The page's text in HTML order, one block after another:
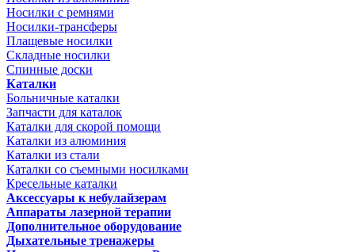
Носилки с ремнями
Носилки-трансферы
Плащевые носилки
Складные носилки
Спинные доски
Каталки
Больничные каталки
Запчасти для каталок
Каталки для скорой помощи
Каталки из алюминия
Каталки из стали
Каталки со съемными носилками
Кресельные каталки
Аксессуары к небулайзерам
Аппараты лазерной терапии
Дополнительное оборудование
Дыхательные тренажеры